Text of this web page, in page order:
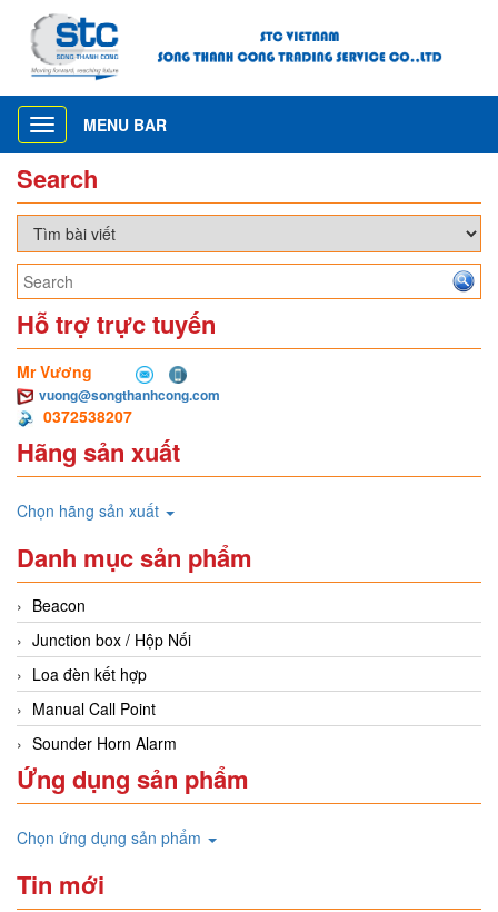
Toggle
navigation
MENU BAR
Search
Hỗ trợ trực tuyến
Mr Vương
vuong@songthanhcong.com
0372538207
Hãng sản xuất
Chọn hãng sản xuất
Danh mục sản phẩm
Beacon
Junction box / Hộp Nối
Loa đèn kết hợp
Manual Call Point
Sounder Horn Alarm
Ứng dụng sản phẩm
Chọn ứng dụng sản phẩm
Tin mới